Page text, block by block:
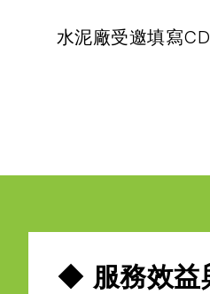
水泥廠受邀填寫
◆ 服務效益